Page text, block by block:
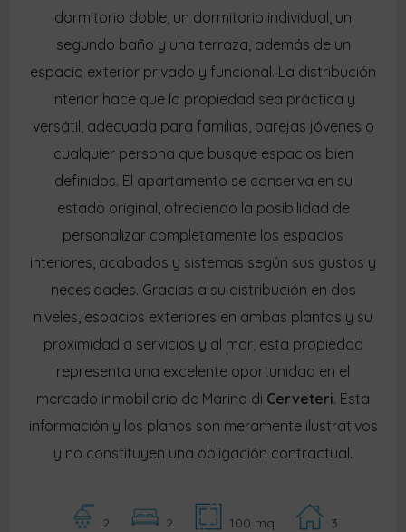
dormitorio doble, un dormitorio individual, un
segundo baño y una terraza, además de un
espacio exterior privado y funcional. La distribución
interior hace que la propiedad sea práctica y
versátil, adecuada para familias, parejas jóvenes o
cualquier persona que busque espacios bien
definidos. El apartamento se conserva en su
estado original, ofreciendo la posibilidad de
personalizar completamente los espacios
interiores, acabados y sistemas según sus gustos y
necesidades. Gracias a su distribución en dos
niveles, espacios exteriores en ambas plantas y su
proximidad a servicios y al mar, esta propiedad
representa una excelente oportunidad en el
mercado inmobiliario de Marina di Cerveteri. Esta
información y los planos son meramente ilustrativos
y no constituyen una obligación contractual.
2 2 100 mq 3